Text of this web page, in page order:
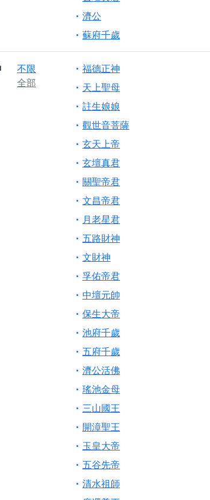
濟公
蘇府千歲
不限
全部
福德正神
天上聖母
註生娘娘
觀世音菩薩
玄天上帝
玄壇真君
關聖帝君
文昌帝君
月老星君
五路財神
文財神
孚佑帝君
中壇元帥
保生大帝
池府千歲
五府千歲
濟公活佛
瑤池金母
三山國王
開漳聖王
玉皇大帝
五谷先帝
清水祖師